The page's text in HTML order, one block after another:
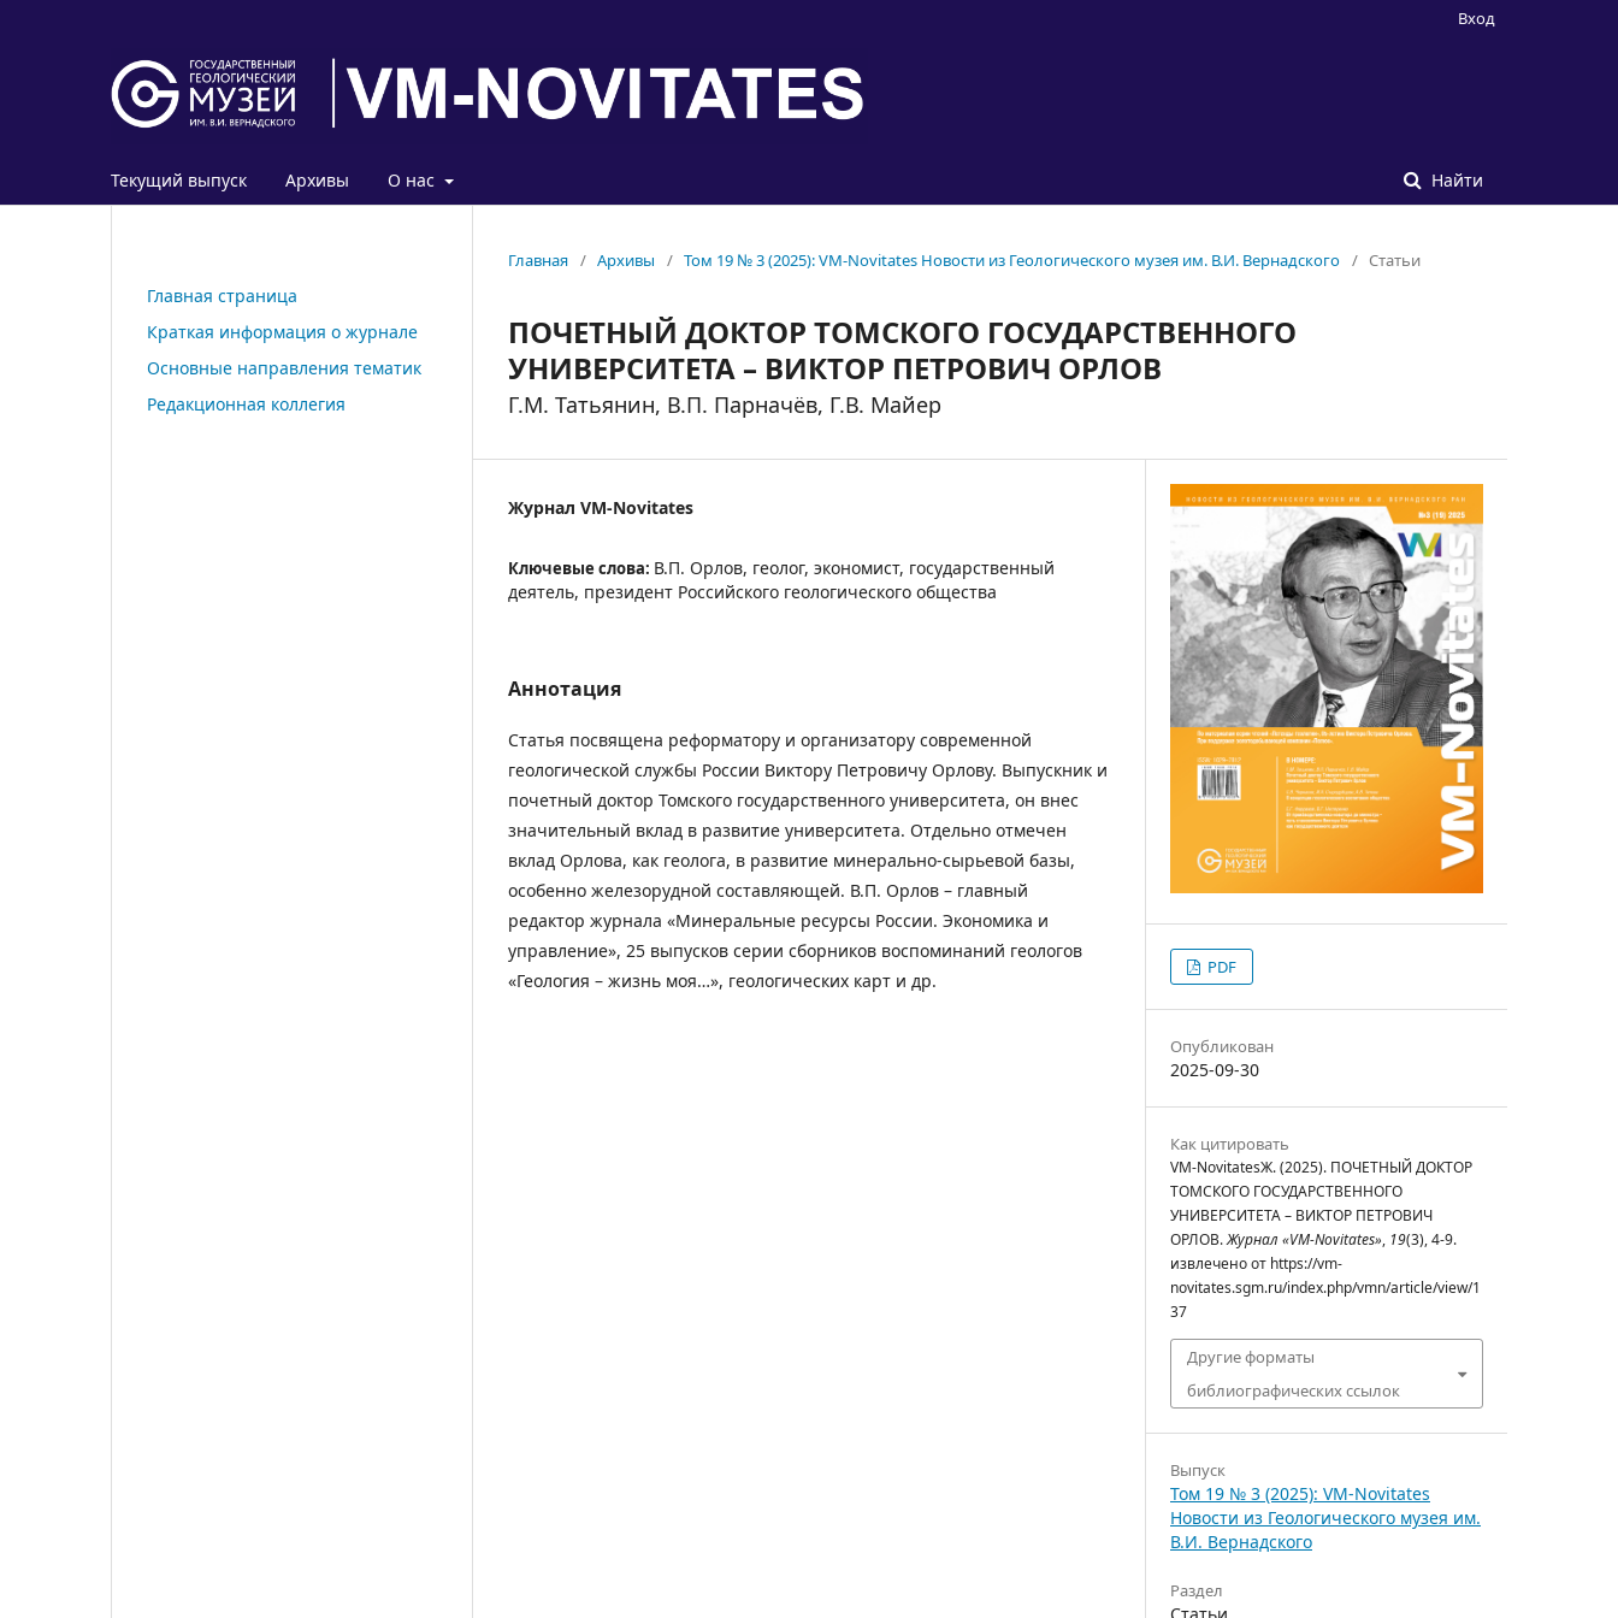
Текущий выпуск Архивы О нас Найти
Вход
Главная / Архивы / Том 19 № 3 (2025): VM-Novitates Новости из Геологического музея им. В.И. Вернадского / Статьи
ПОЧЕТНЫЙ ДОКТОР ТОМСКОГО ГОСУДАРСТВЕННОГО
УНИВЕРСИТЕТА – ВИКТОР ПЕТРОВИЧ ОРЛОВ
Г.М. Татьянин, В.П. Парначёв, Г.В. Майер
Журнал VM-Novitates
Ключевые слова: В.П. Орлов, геолог, экономист, государственный
деятель, президент Российского геологического общества
Аннотация
Статья посвящена реформатору и организатору современной
геологической службы России Виктору Петровичу Орлову. Выпускник и
почетный доктор Томского государственного университета, он внес
значительный вклад в развитие университета. Отдельно отмечен
вклад Орлова, как геолога, в развитие минерально-сырьевой базы,
особенно железорудной составляющей. В.П. Орлов – главный
редактор журнала «Минеральные ресурсы России. Экономика и
управление», 25 выпусков серии сборников воспоминаний геологов
«Геология – жизнь моя…», геологических карт и др.
PDF
Опубликован
2025-09-30
Как цитировать
VM-NovitatesЖ. (2025). ПОЧЕТНЫЙ ДОКТОР
ТОМСКОГО ГОСУДАРСТВЕННОГО
УНИВЕРСИТЕТА – ВИКТОР ПЕТРОВИЧ
ОРЛОВ.Журнал «VM-Novitates», 19(3), 4-9.
извлечено от https://vm-
novitates.sgm.ru/index.php/vmn/article/view/1
37
Другие форматы
библиографических ссылок
Выпуск
Том 19 № 3 (2025): VM-Novitates
Новости из Геологического музея им.
В.И. Вернадского
Раздел
Главная страница
Краткая информация о журнале
Основные направления тематик
Редакционная коллегия